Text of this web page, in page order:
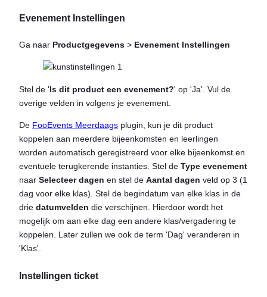
Evenement Instellingen
Ga naar Productgegevens > Evenement Instellingen
Stel de 'Is dit product een evenement?' op 'Ja'. Vul de
overige velden in volgens je evenement.
De FooEvents Meerdaags plugin, kun je dit product
koppelen aan meerdere bijeenkomsten en leerlingen
worden automatisch geregistreerd voor elke bijeenkomst en
eventuele terugkerende instanties. Stel de Type evenement
naar Selecteer dagen en stel de Aantal dagen veld op 3 (1
dag voor elke klas). Stel de begindatum van elke klas in de
drie datumvelden die verschijnen. Hierdoor wordt het
mogelijk om aan elke dag een andere klas/vergadering te
koppelen. Later zullen we ook de term 'Dag' veranderen in
'Klas'.
Instellingen ticket